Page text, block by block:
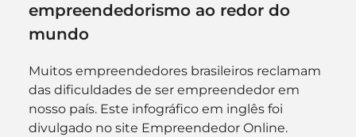
empreendedorismo ao redor do
mundo
Muitos empreendedores brasileiros reclamam
das dificuldades de ser empreendedor em
nosso país. Este infográfico em inglês foi
divulgado no site Empreendedor Online.